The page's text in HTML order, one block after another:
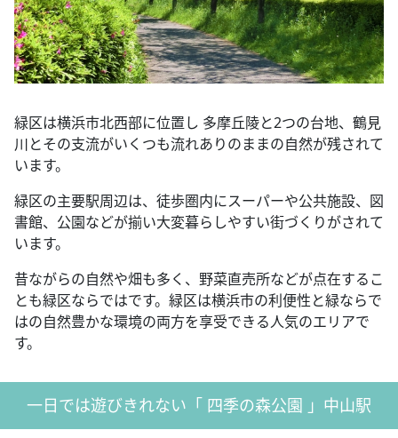
緑区は横浜市北西部に位置し 多摩丘陵と2つの台地、鶴見
川とその支流がいくつも流れありのままの自然が残されて
います。
緑区の主要駅周辺は、徒歩圏内にスーパーや公共施設、図
書館、公園などが揃い大変暮らしやすい街づくりがされて
います。
昔ながらの自然や畑も多く、野菜直売所などが点在するこ
とも緑区ならではです。緑区は横浜市の利便性と緑ならで
はの自然豊かな環境の両方を享受できる人気のエリアで
す。
一日では遊びきれない「 四季の森公園 」中山駅